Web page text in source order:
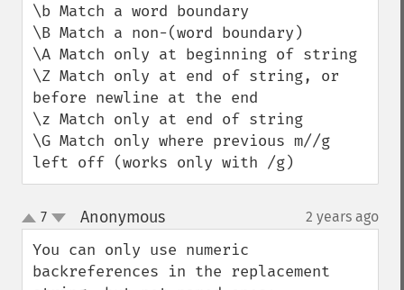
\b Match a word boundary
\B Match a non-(word boundary)
\A Match only at beginning of string
\Z Match only at end of string, or
before newline at the end
\z Match only at end of string
\G Match only where previous m//g
left off (works only with /g)
up
down
7 Anonymous¶ 2 years ago
You can only use numeric
backreferences in the replacement